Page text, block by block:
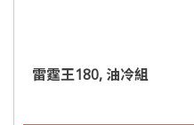
雷霆王180, 油冷組